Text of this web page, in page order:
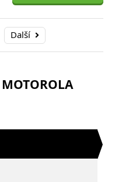
Další